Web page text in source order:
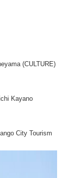
(CULTURE)
Kayano
City Tourism